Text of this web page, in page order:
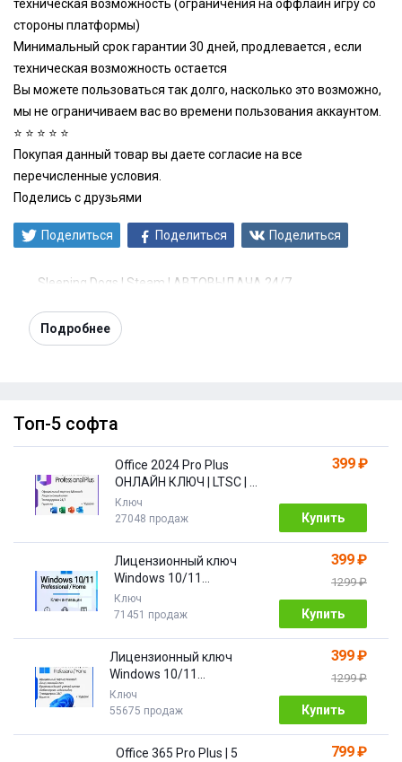
техническая возможность (ограничения на оффлайн игру со
стороны платформы)
Минимальный срок гарантии 30 дней, продлевается , если
техническая возможность остается
Вы можете пользоваться так долго, насколько это возможно,
мы не ограничиваем вас во времени пользования аккаунтом.
⭐️ ⭐️ ⭐️ ⭐️ ⭐️
Покупая данный товар вы даете согласие на все
перечисленные условия.
Поделись с друзьями
Поделиться Поделиться Поделиться
Sleeping Dogs | Steam | АВТОВЫДАЧА 24/7
Подробнее
Топ-5 софта
Office 2024 Pro Plus
ОНЛАЙН КЛЮЧ | LTSC | +
ПОДАРОК
Ключ
27048 продаж
399 ₽
Купить
Лицензионный ключ
Windows 10/11
Pro/Home 32/64 bit
Ключ
71451 продаж
399 ₽
1299 ₽
Купить
Лицензионный ключ
Windows 10/11
PRO/HOME | с привязкой
Ключ
55675 продаж
399 ₽
1299 ₽
Купить
Office 365 Pro Plus | 5
799 ₽